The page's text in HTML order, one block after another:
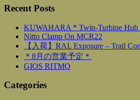
Recent Posts
KUWAHARA * Twin-Turbine Hub
Nitto Clamp On MCR22
【入荷】RAL Exposure – Trail
＊8月の営業予定＊
GIOS RITMO
Categories